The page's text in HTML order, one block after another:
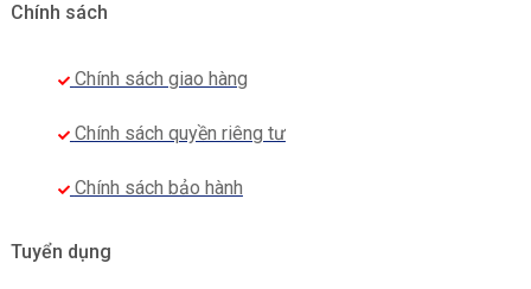
Chính sách
Chính sách giao hàng
Chính sách quyền riêng tư
Chính sách bảo hành
Tuyển dụng